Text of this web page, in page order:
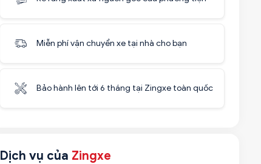
Miễn phí vận chuyển xe tại nhà cho bạn
Bảo hành lên tới 6 tháng tại Zingxe toàn quốc
Dịch vụ của Zingxe